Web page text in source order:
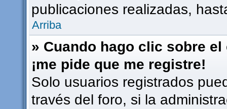
publicaciones realizadas,
Arriba
» Cuando hago clic sobre
¡me pide que me registre!
Solo usuarios registrados
través del foro, si la